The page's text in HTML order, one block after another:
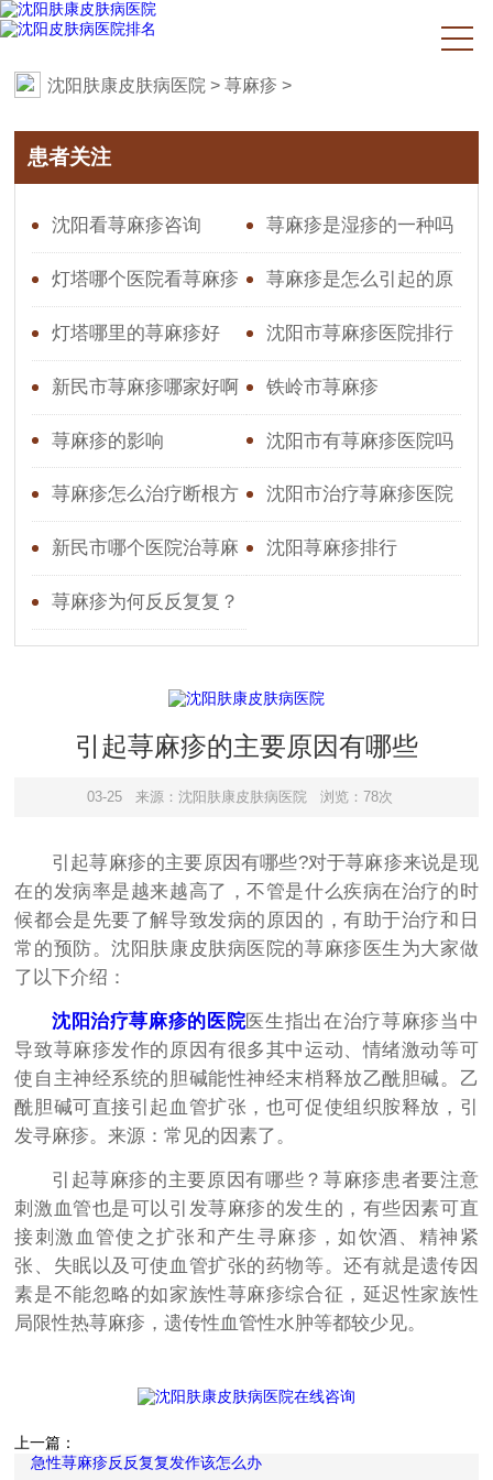
沈阳肤康皮肤病医院 >荨麻疹 >
患者关注
沈阳看荨麻疹咨询 荨麻疹是湿疹的一种吗
灯塔哪个医院看荨麻疹
效果好
荨麻疹是怎么引起的原
因造成的图片
灯塔哪里的荨麻疹好 沈阳市荨麻疹医院排行
新民市荨麻疹哪家好啊 铁岭市荨麻疹
荨麻疹的影响 沈阳市有荨麻疹医院吗
荨麻疹怎么治疗断根方
法
沈阳市治疗荨麻疹医院
新民市哪个医院治荨麻
疹好
沈阳荨麻疹排行
荨麻疹为何反反复复？
引起荨麻疹的主要原因有哪些
03-25 来源：沈阳肤康皮肤病医院 浏览：78次
引起荨麻疹的主要原因有哪些?对于荨麻疹来说是现
在的发病率是越来越高了，不管是什么疾病在治疗的时
候都会是先要了解导致发病的原因的，有助于治疗和日
常的预防。沈阳肤康皮肤病医院的荨麻疹医生为大家做
了以下介绍：
沈阳治疗荨麻疹的医院医生指出在治疗荨麻疹当中
导致荨麻疹发作的原因有很多其中运动、情绪激动等可
使自主神经系统的胆碱能性神经末梢释放乙酰胆碱。乙
酰胆碱可直接引起血管扩张，也可促使组织胺释放，引
发寻麻疹。来源：常见的因素了。
引起荨麻疹的主要原因有哪些？荨麻疹患者要注意
刺激血管也是可以引发荨麻疹的发生的，有些因素可直
接刺激血管使之扩张和产生寻麻疹，如饮酒、精神紧
张、失眠以及可使血管扩张的药物等。还有就是遗传因
素是不能忽略的如家族性荨麻疹综合征，延迟性家族性
局限性热荨麻疹，遗传性血管性水肿等都较少见。
上一篇：
急性荨麻疹反反复复发作该怎么办